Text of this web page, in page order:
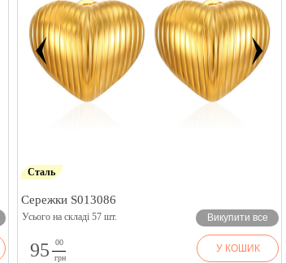
Сталь
Сережки S013086
Усього на складі 57 шт. Викупити все
95
00
грн
У КОШИК